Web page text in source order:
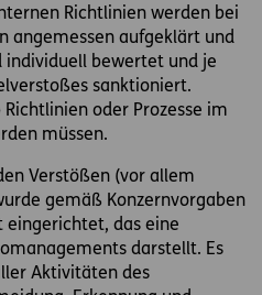
Richtlinien werden bei
angemessen aufgeklärt und
individuell bewertet und je
sanktioniert.
oder Prozesse im
müssen.
Verstößen (vor allem
gemäß Konzernvorgaben
eingerichtet, das eine
darstellt. Es
Aktivitäten des